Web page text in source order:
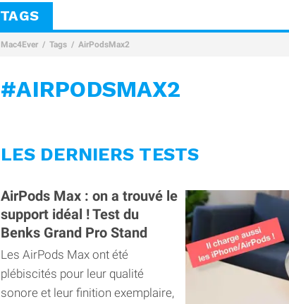
TAGS
Mac4Ever Tags AirPodsMax2
#AIRPODSMAX2
LES DERNIERS TESTS
AirPods Max : on a trouvé le
support idéal ! Test du
Benks Grand Pro Stand
Les AirPods Max ont été
plébiscités pour leur qualité
sonore et leur finition exemplaire,